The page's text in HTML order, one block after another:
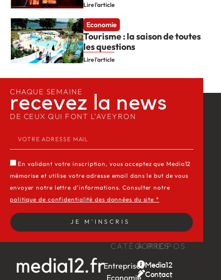
Lire l'article
Economie
Tourisme : la saison de toutes
les questions
Lire l'article
CATÉGORIES
Entreprises
Economie
À PROPOS
Media12
Contact
CHAQUE SEMAINE
recevez la news​
DE CEUX QUI FONT L’AVEYRON
En validant votre inscription, vous acceptez que Media12
mémorise et utilise votre adresse email dans le but de vous
envoyer notre lettre d’informations. Consulter notre
politique de confidentialité des données du site *
JE M'INSCRIS